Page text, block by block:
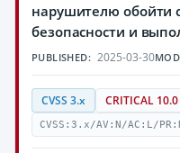
нарушителю обойти
безопасности и
PUBLISHED: 2025-03-30
CVSS 3.x CRITICAL 10.0
CVSS:3.x/AV:N/AC:L/